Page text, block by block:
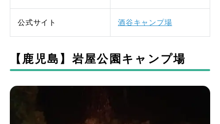
公式サイト 酒谷キャンプ場
【鹿児島】岩屋公園キャンプ場